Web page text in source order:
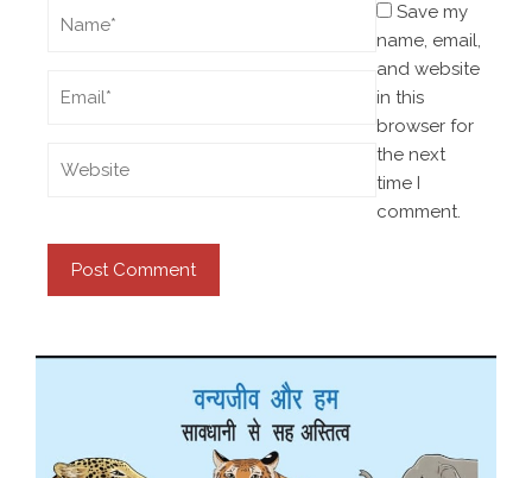
Save my
name, email,
and website
in this
browser for
the next
time I
comment.